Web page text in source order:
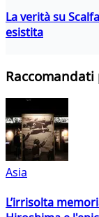
La verità su
esistita
Asia
L’irrisolta